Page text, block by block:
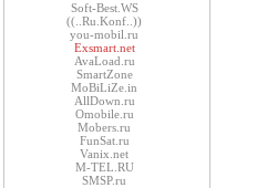
Soft-Best.WS
((..Ru.Konf..))
you-mobil.ru
Exsmart.net
AvaLoad.ru
SmartZone
MoBiLiZe.in
AllDown.ru
Оmobile.ru
Mobers.ru
FunSat.ru
Vanix.net
M-TEL.RU
SMSP.ru